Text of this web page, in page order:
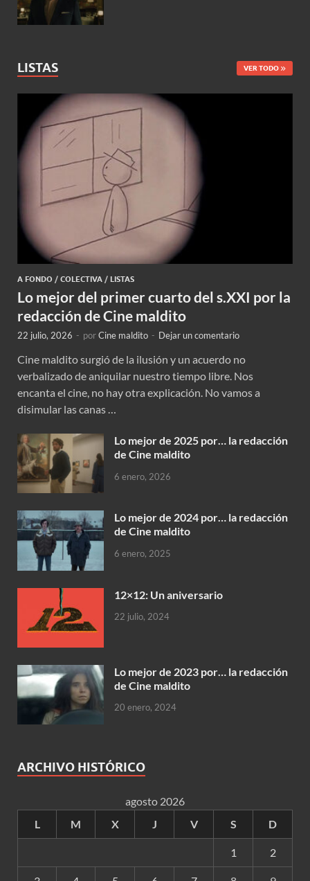
LISTAS VER TODO
A FONDO / COLECTIVA / LISTAS
Lo mejor del primer cuarto del s.XXI por la
redacción de Cine maldito
22 julio, 2026 - porCine maldito - Dejar un comentario
Cine maldito surgió de la ilusión y un acuerdo no
verbalizado de aniquilar nuestro tiempo libre. Nos
encanta el cine, no hay otra explicación. No vamos a
disimular las canas …
Lo mejor de 2025 por… la redacción
de Cine maldito
6 enero, 2026
Lo mejor de 2024 por… la redacción
de Cine maldito
6 enero, 2025
12×12: Un aniversario
22 julio, 2024
Lo mejor de 2023 por… la redacción
de Cine maldito
20 enero, 2024
ARCHIVO HISTÓRICO
agosto 2026
L
M X J V S D
1 2